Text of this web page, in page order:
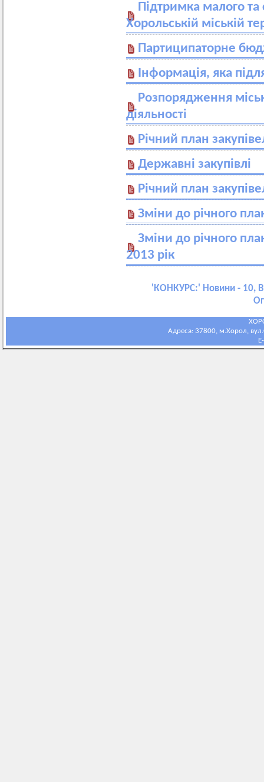
Підтримка малого та
Хорольській міській
Партиципаторне
Інформація, яка
Розпорядження
діяльності
Річний план
Державні закупівлі
Річний план
Зміни до річного
Зміни до річного
2013 рік
' КОНКУРС:' Новини - 10,
Адреса: 37800, м.Хорол,